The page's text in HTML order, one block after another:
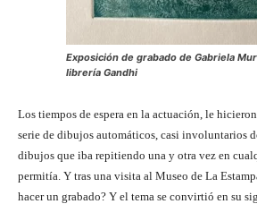
Exposición de grabado de Gabriela
librería Gandhi
Los tiempos de espera en la actuación, le
serie de dibujos automáticos, casi involuntarios
dibujos que iba repitiendo una y otra vez en
permitía. Y tras una visita al Museo de La
hacer un grabado? Y el tema se convirtió en su